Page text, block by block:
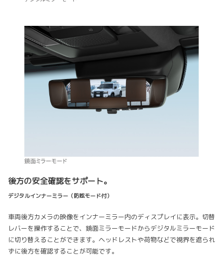
後方の安全確認をサポート。
デジタルインナーミラー（防眩モード付）
車両後方カメラの映像をインナーミラー内のディスプレイに表示。切替
レバーを操作することで、鏡面ミラーモードからデジタルミラーモード
に切り替えることができます。ヘッドレストや荷物などで視界を遮られ
ずに後方を確認することが可能です。